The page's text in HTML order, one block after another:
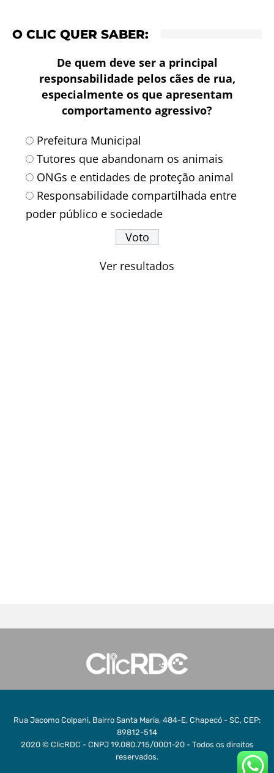
O CLIC QUER SABER:
De quem deve ser a principal
responsabilidade pelos cães de rua,
especialmente os que apresentam
comportamento agressivo?
Prefeitura Municipal
Tutores que abandonam os animais
ONGs e entidades de proteção animal
Responsabilidade compartilhada entre
poder público e sociedade
Ver resultados
Rua Jacomo Colpani, Bairro Santa Maria, 484-E, Chapecó - SC, CEP:
89812-514
2020 © ClicRDC - CNPJ 19.080.715/0001-20 - Todos os direitos
reservados.